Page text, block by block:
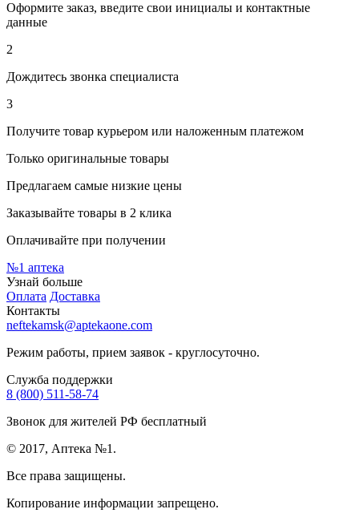
Оформите заказ, введите свои инициалы и контактные
данные
2
Дождитесь звонка специалиста
3
Получите товар курьером или наложенным платежом
Только оригинальные товары
Предлагаем самые низкие цены
Заказывайте товары в 2 клика
Оплачивайте при получении
№1 аптека
Узнай больше
Оплата Доставка
Контакты
neftekamsk@aptekaone.com
Режим работы, прием заявок - круглосуточно.
Служба поддержки
8 (800) 511-58-74
Звонок для жителей РФ бесплатный
© 2017, Аптека №1.
Все права защищены.
Копирование информации запрещено.